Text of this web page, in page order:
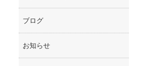
ブログ
お知らせ